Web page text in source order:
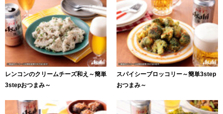
レンコンのクリームチーズ和え～簡単
3stepおつまみ～
スパイシーブロッコリー～簡単3step
おつまみ～